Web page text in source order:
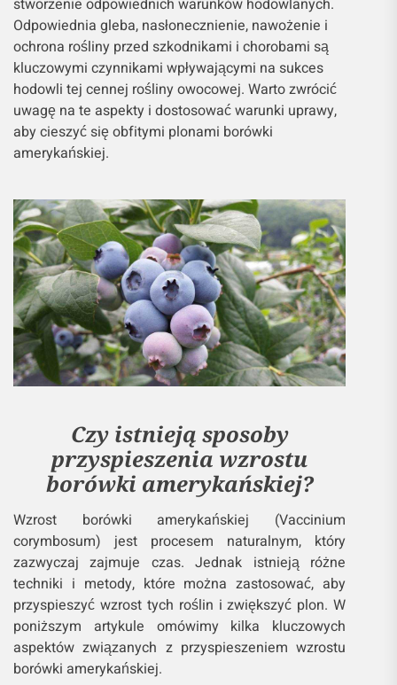
Odpowiednia gleba, nasłonecznienie, nawożenie i
ochrona rośliny przed szkodnikami i chorobami są
kluczowymi czynnikami wpływającymi na sukces
hodowli tej cennej rośliny owocowej. Warto zwrócić
uwagę na te aspekty i dostosować warunki uprawy,
aby cieszyć się obfitymi plonami borówki
amerykańskiej.
Czy istnieją sposoby
przyspieszenia wzrostu
borówki amerykańskiej?
Wzrost borówki amerykańskiej (Vaccinium
corymbosum) jest procesem naturalnym, który
zazwyczaj zajmuje czas. Jednak istnieją różne
techniki i metody, które można zastosować, aby
przyspieszyć wzrost tych roślin i zwiększyć plon. W
poniższym artykule omówimy kilka kluczowych
aspektów związanych z przyspieszeniem wzrostu
borówki amerykańskiej.